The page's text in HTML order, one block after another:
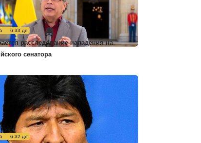
6:33 дп
расследование нападения на
сенатора
6:32 дп